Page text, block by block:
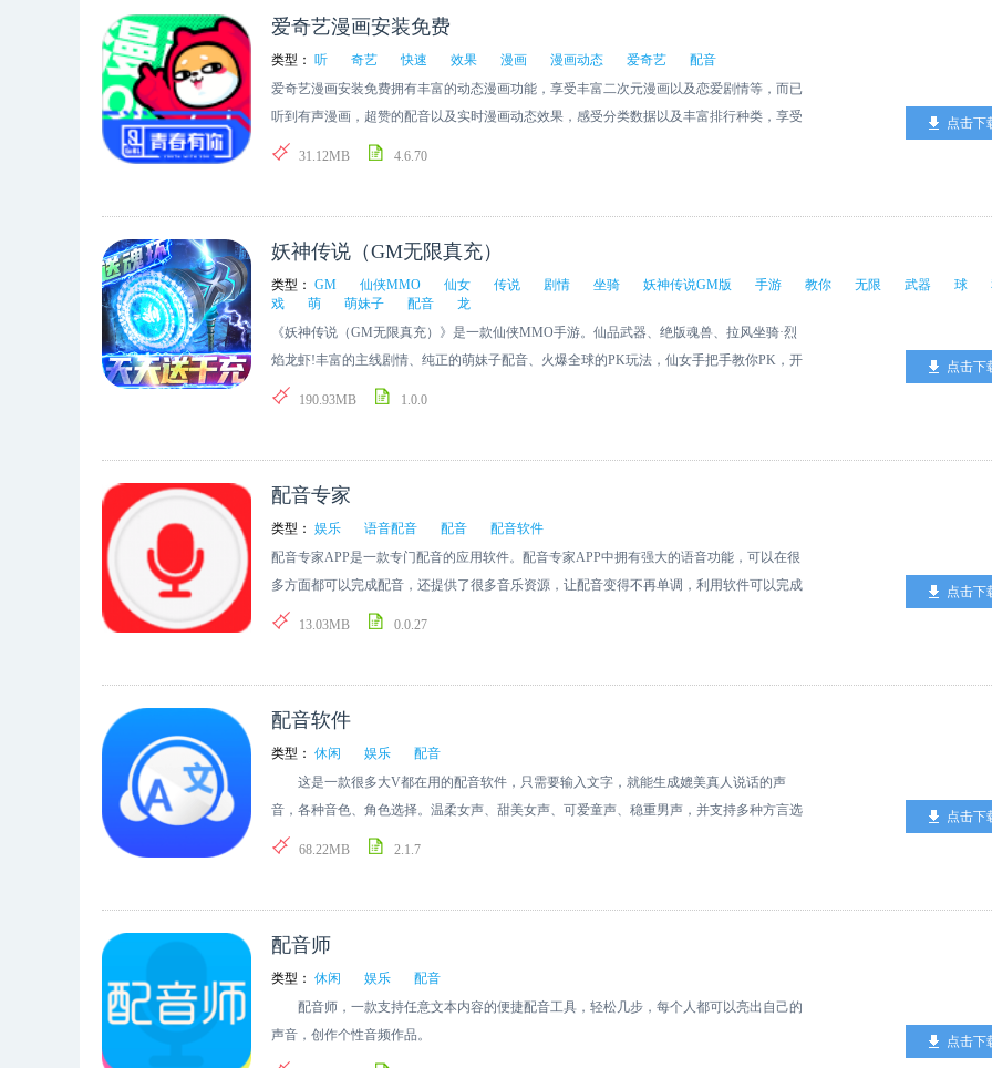
爱奇艺漫画安装免费
类型： 听 奇艺 快速 效果 漫画 漫画动态 爱奇艺
配音
爱奇艺漫画安装免费拥有丰富的动态漫画功能，享受丰富二次元漫画以及恋爱剧情等，而已
听到有声漫画，超赞的配音以及实时漫画动态效果，感受分类数据以及丰富排行种类，享受
动态漫画强势推荐，惊喜漫画大V推荐，每日榜单快速更新。
31.12MB 4.6.70
点击下
妖神传说（GM无限真充）
类型： GM 仙侠MMO 仙女 传说 剧情 坐骑 妖神传说GM版 手游 教你 无限 武器 球
戏
萌 萌妹子 配音
龙
《妖神传说（GM无限真充）》是一款仙侠MMO手游。仙品武器、绝版魂兽、拉风坐骑·烈
焰龙虾!丰富的主线剧情、纯正的萌妹子配音、火爆全球的PK玩法，仙女手把手教你PK，开
启全民大吉大利今晚PK的狂欢盛宴!
190.93MB 1.0.0
点击下
配音专家
类型： 娱乐 语音配音 配音
配音软件
配音专家APP是一款专门配音的应用软件。配音专家APP中拥有强大的语音功能，可以在很
多方面都可以完成配音，还提供了很多音乐资源，让配音变得不再单调，利用软件可以完成
一段很好的配音，使用方便。喜欢的用户可以来下载试试。
13.03MB 0.0.27
点击下
配音软件
类型： 休闲 娱乐
配音
这是一款很多大V都在用的配音软件，只需要输入文字，就能生成媲美真人说话的声
音，各种音色、角色选择。温柔女声、甜美女声、可爱童声、稳重男声，并支持多种方言选
择。
68.22MB 2.1.7
点击下
配音师
类型： 休闲 娱乐
配音
配音师，一款支持任意文本内容的便捷配音工具，轻松几步，每个人都可以亮出自己的
声音，创作个性音频作品。
点击下